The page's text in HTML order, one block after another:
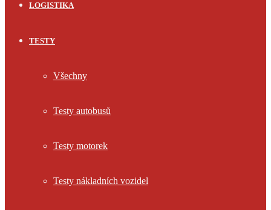
LOGISTIKA
TESTY
Všechny
Testy autobusů
Testy motorek
Testy nákladních vozidel